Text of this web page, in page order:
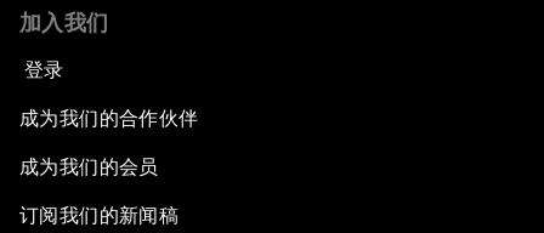
加入我们
登录
成为我们的合作伙伴
成为我们的会员
订阅我们的新闻稿